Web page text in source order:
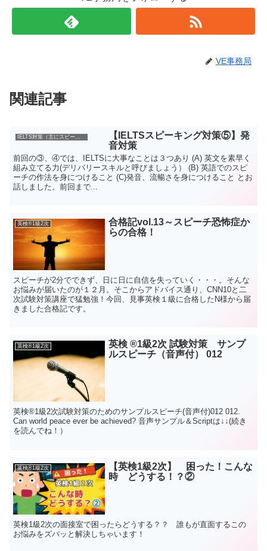
VE事務局
関連記事
IELTS対策（主にスピーキングについて）
【IELTSスピーキング対策⑤】発
音対策
前回の③、④では、IELTSに大事なことは３つあり (A) 英文を素早く
組み立てる力(デリバリースキルと呼びましょう） (B) 英語でのスピ
ーチの作法を身につけること (C)発音、流暢さを身につけること とお
話しました。前回まで...
英検®1級2次
合格記vol.13～スピーチ恐怖症か
らの合格！
スピーチが2分でできず、日に日に自信を失っていく・・・。そんな
お悩みが届いたのが１２月。そこからアドバイス通り、CNN10と二
次試験対策講座で猛勉強！今回、見事英検１級に合格したN様から届
きました合格記です。
英検®1級2次
英検 ®1級2次 試験対策 サンプ
ルスピーチ（音声付） 012
英検®1級2次試験対策のためのサンプルスピーチ(音声付)012 012.
Can world peace ever be achieved? 音声サンプル＆Scriptは↓↓(続き
を読んでね！）
英検®1級2次
【英検1級2次】 困った！こんな
時 どうする！？②
英検1級2次の面接室で困ったらどうする？？ 誰もが直面するこの
お悩みをズバッと解決しちゃいます！